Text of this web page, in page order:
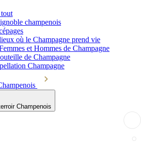
champenois
où le Champagne prend vie
et Hommes de Champagne
de Champagne
Champagne
terroir Champenois